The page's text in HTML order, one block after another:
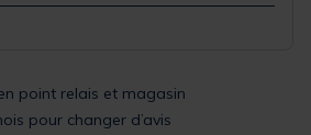
point relais et magasin
pour changer d’avis